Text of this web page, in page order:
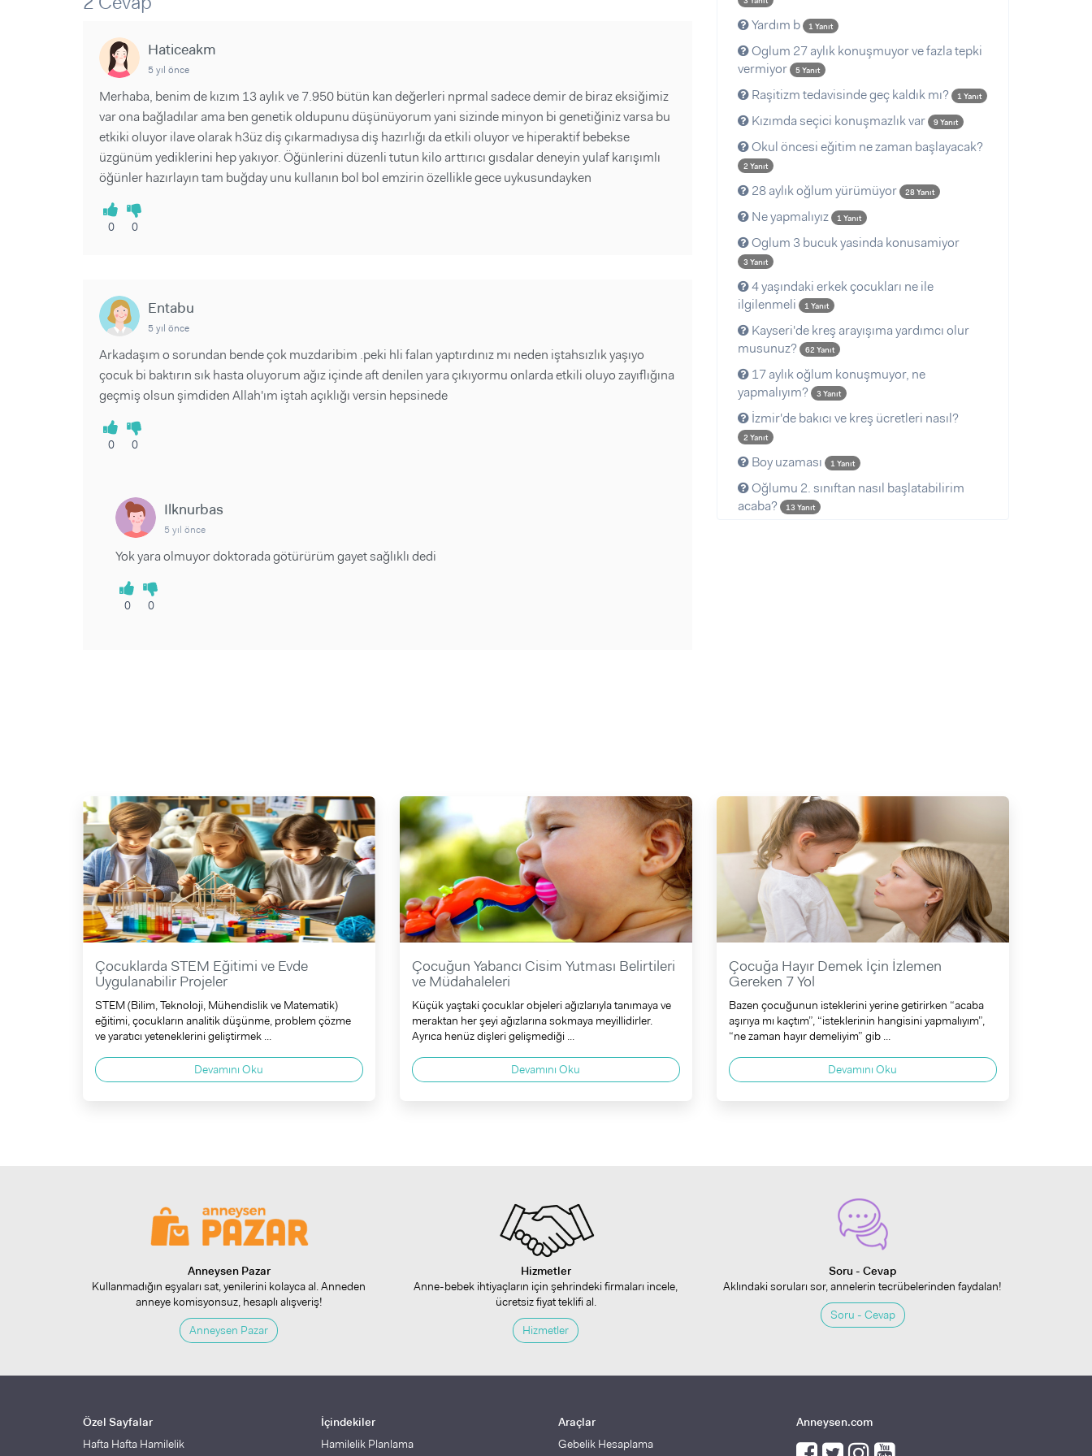
Sorular ve Yanıtlar
Makaleler
Videolar
Haticeakm
5 yıl önce
Merhaba, benim de kızım 13 aylık ve 7.950 bütün kan değerleri nprmal sadece demir de biraz eksiğimiz
var ona bağladılar ama ben genetik oldupunu düşünüyorum yani sizinde minyon bi genetiğiniz varsa bu
etkiki oluyor ilave olarak h3üz diş çıkarmadıysa diş hazırlığı da etkili oluyor ve hiperaktif bebekse
üzgünüm yediklerini hep yakıyor. Öğünlerini düzenli tutun kilo arttırıcı gısdalar deneyin yulaf karışımlı
öğünler hazırlayın tam buğday unu kullanın bol bol emzirin özellikle gece uykusundayken
0 0
Entabu
5 yıl önce
Arkadaşım o sorundan bende çok muzdaribim .peki hli falan yaptırdınız mı neden iştahsızlık yaşıyo
çocuk bi baktırın sık hasta oluyorum ağız içinde aft denilen yara çıkıyormu onlarda etkili oluyo zayıflığına
geçmiş olsun şimdiden Allah'ım iştah açıklığı versin hepsinede
0 0
Ilknurbas
5 yıl önce
Yok yara olmuyor doktorada götürürüm gayet sağlıklı dedi
0 0
Yardım b 1 Yanıt
Oglum 27 aylık konuşmuyor ve fazla tepki
vermiyor
5 Yanıt
Raşitizm tedavisinde geç kaldık mı? 1 Yanıt
Kızımda seçici konuşmazlık var 9 Yanıt
Okul öncesi eğitim ne zaman başlayacak?
2 Yanıt
28 aylık oğlum yürümüyor 28 Yanıt
Ne yapmalıyız 1 Yanıt
Oglum 3 bucuk yasinda konusamiyor
3 Yanıt
4 yaşındaki erkek çocukları ne ile
ilgilenmeli
1 Yanıt
Kayseri'de kreş arayışıma yardımcı olur
musunuz?
62 Yanıt
17 aylık oğlum konuşmuyor, ne
yapmalıyım?
3 Yanıt
İzmir'de bakıcı ve kreş ücretleri nasıl?
2 Yanıt
Boy uzaması 1 Yanıt
Oğlumu 2. sınıftan nasıl başlatabilirim
acaba?
13 Yanıt
Çocuklarda STEM Eğitimi ve Evde
Uygulanabilir Projeler
STEM (Bilim, Teknoloji, Mühendislik ve Matematik)
eğitimi, çocukların analitik düşünme, problem çözme
ve yaratıcı yeteneklerini geliştirmek ...
Devamını Oku
Çocuğun Yabancı Cisim Yutması Belirtileri
ve Müdahaleleri
Küçük yaştaki çocuklar objeleri ağızlarıyla tanımaya ve
meraktan her şeyi ağızlarına sokmaya meyillidirler.
Ayrıca henüz dişleri gelişmediği ...
Devamını Oku
Çocuğa Hayır Demek İçin İzlemen
Gereken 7 Yol
Bazen çocuğunun isteklerini yerine getirirken “acaba
aşırıya mı kaçtım”, “isteklerinin hangisini yapmalıyım”,
“ne zaman hayır demeliyim” gib ...
Devamını Oku
Anneysen Pazar
Kullanmadığın eşyaları sat, yenilerini kolayca al. Anneden
anneye komisyonsuz, hesaplı alışveriş!
Anneysen Pazar
Hizmetler
Anne-bebek ihtiyaçların için şehrindeki firmaları incele,
ücretsiz fiyat teklifi al.
Hizmetler
Soru - Cevap
Aklındaki soruları sor, annelerin tecrübelerinden faydalan!
Soru - Cevap
Özel Sayfalar
Hafta Hafta Hamilelik
İçindekiler
Hamilelik Planlama
Araçlar
Gebelik Hesaplama
Anneysen.com